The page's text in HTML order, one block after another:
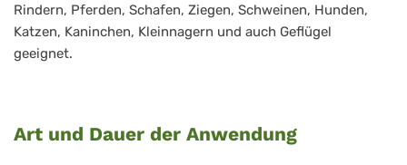
Rindern, Pferden, Schafen, Ziegen, Schweinen, Hunden,
Katzen, Kaninchen, Kleinnagern und auch Geflügel
geeignet.
Art und Dauer der Anwendung